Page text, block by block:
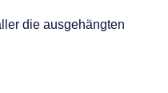
die ausgehängten